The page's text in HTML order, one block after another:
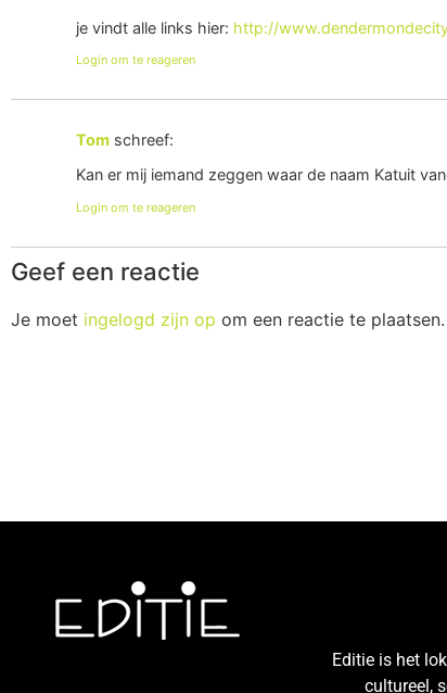
je vindt alle links hier: http://
Login om te reageren
Tom schreef:
Kan er mij iemand zeggen waar de naam Katuit
Login om te reageren
Geef een reactie
Je moet ingelogd zijn op om een reactie te plaatsen.
Editie is het
cultureel,